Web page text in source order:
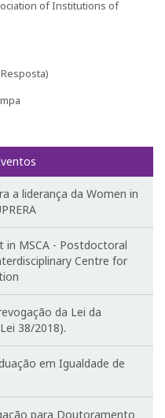
Especializada em
em Igualdade de
of Institutions of
a liderança da Women in
MSCA - Postdoctoral
Centre for
da Lei da
38/2018).
em Igualdade de
para Doutoramento